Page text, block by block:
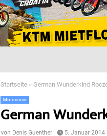
Startseite » German Wunderkind
Motocross
German
von Denis Guenther 5. Januar 2014